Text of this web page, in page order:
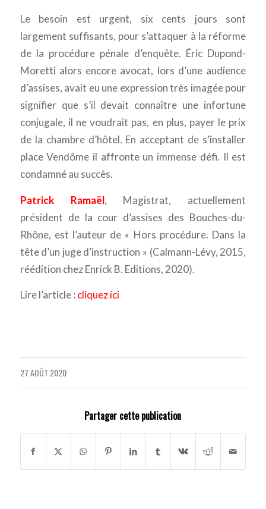
Le besoin est urgent, six cents jours sont
largement suffisants, pour s’attaquer à la réforme
de la procédure pénale d’enquête. Éric Dupond-
Moretti alors encore avocat, lors d’une audience
d’assises, avait eu une expression très imagée pour
signifier que s’il devait connaître une infortune
conjugale, il ne voudrait pas, en plus, payer le prix
de la chambre d’hôtel. En acceptant de s’installer
place Vendôme il affronte un immense défi. Il est
condamné au succès.
Patrick Ramaël, Magistrat, actuellement
président de la cour d’assises des Bouches-du-
Rhône, est l’auteur de « Hors procédure. Dans la
tête d’un juge d’instruction » (Calmann-Lévy, 2015,
réédition chez Enrick B. Editions, 2020).
Lire l’article : cliquez ici
27 AOÛT 2020
Partager cette publication